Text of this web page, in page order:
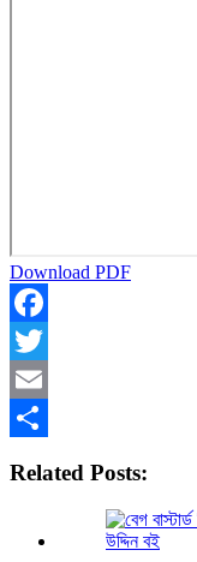
Download PDF
Facebook
Twitter
Email
Related Posts: